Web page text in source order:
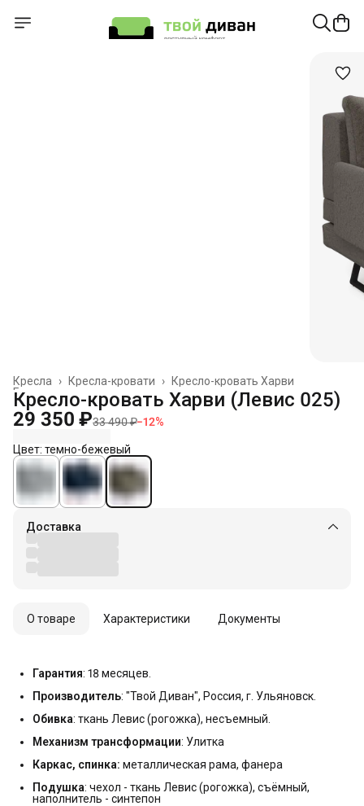
Кресло-кровать Харви
Кресла-кровати ›
Кресла
›
Главная
Кресло-кровать Харви (Левис 025)
29 350 ₽33 490 ₽−12%
Цвет: темно-бежевый
Доставка
О товаре Характеристики Документы
Гарантия: 18 месяцев.
Производитель: "Твой Диван", Россия, г. Ульяновск.
Обивка: ткань Левис (рогожка), несъемный.
Механизм трансформации: Улитка
Каркас, спинка: металлическая рама, фанера
Подушка: чехол - ткань Левис (рогожка), съёмный,
наполнитель - синтепон